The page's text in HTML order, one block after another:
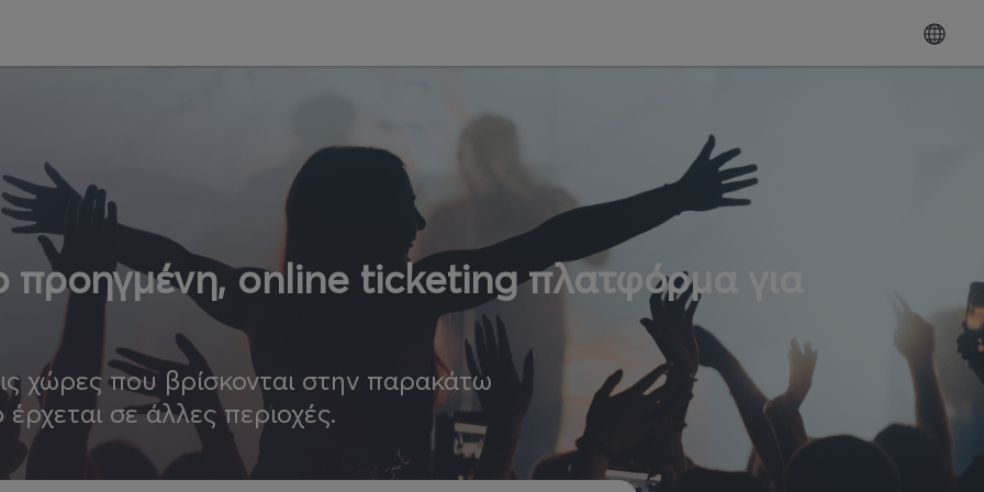
online ticketing πλατφόρμα για
χώρες που βρίσκονται στην παρακάτω
έρχεται σε άλλες περιοχές.